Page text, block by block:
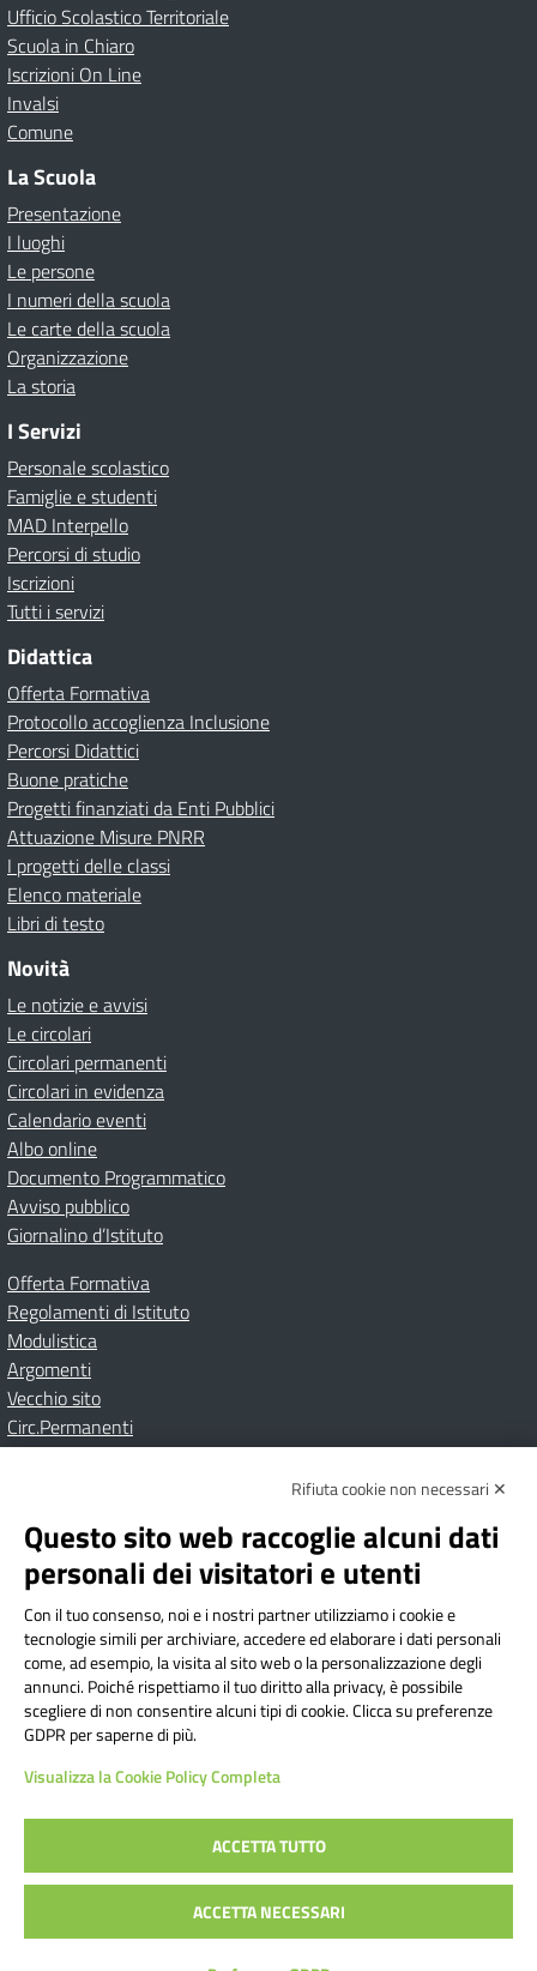
Ufficio Scolastico Territoriale
Scuola in Chiaro
Iscrizioni On Line
Invalsi
Comune
La Scuola
Presentazione
I luoghi
Le persone
I numeri della scuola
Le carte della scuola
Organizzazione
La storia
I Servizi
Personale scolastico
Famiglie e studenti
MAD Interpello
Percorsi di studio
Iscrizioni
Tutti i servizi
Didattica
Offerta Formativa
Protocollo accoglienza Inclusione
Percorsi Didattici
Buone pratiche
Progetti finanziati da Enti Pubblici
Attuazione Misure PNRR
I progetti delle classi
Elenco materiale
Libri di testo
Novità
Le notizie e avvisi
Le circolari
Circolari permanenti
Circolari in evidenza
Calendario eventi
Albo online
Documento Programmatico
Avviso pubblico
Giornalino d’Istituto
Offerta Formativa
Regolamenti di Istituto
Modulistica
Argomenti
Vecchio sito
Circ.Permanenti
Albo onlinePrivacy Policy
Dichiarazione di accessibilità
Note Legali
Istituto Comprensivo Bricherasio
Via Cesare Bollea n. 3 - 10064 Bricherasio (TO) | P.E.O.:
toic84200d@istruzione.it | P.E.C.:
toic84200d@pec.istruzione.it
Codice Fiscale: 94544620019 | Cod. Meccanografico:
TOIC84200D | Codice IPA: istsc_toic84200d | Codice
Univoco: UFYI9M
Sito web realizzato da AVVALE SPA|Concept & Design by
Designers Italia
Rifiuta cookie non necessari ✕
Questo sito web raccoglie alcuni dati
personali dei visitatori e utenti
Con il tuo consenso, noi e i nostri partner utilizziamo i cookie e
tecnologie simili per archiviare, accedere ed elaborare i dati personali
come, ad esempio, la visita al sito web o la personalizzazione degli
annunci. Poiché rispettiamo il tuo diritto alla privacy, è possibile
scegliere di non consentire alcuni tipi di cookie. Clicca su preferenze
GDPR per saperne di più.
Visualizza la Cookie Policy Completa
ACCETTA TUTTO
ACCETTA NECESSARI